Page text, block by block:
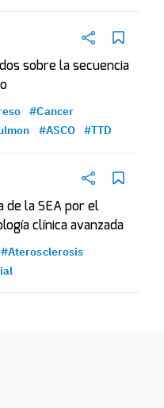
sobre la secuencia
#Cancer
#ASCO #TTD
de la SEA por el
clínica avanzada
#Aterosclerosis